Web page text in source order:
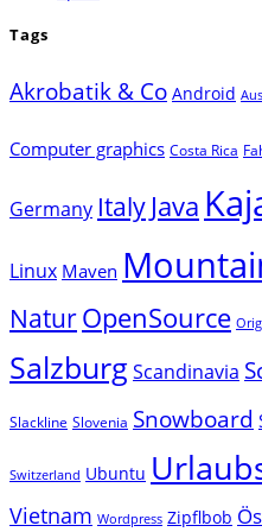
Tags
Akrobatik & Co Android
Computer graphics Costa Rica
Germany Italy Java
Linux Maven
NaturOpenSource
SalzburgScandinavia
Slackline Slovenia Snowboard
Switzerland Ubuntu
Vietnam Wordpress Zipflbob